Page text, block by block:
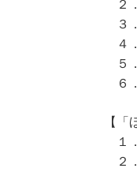
２
３
４
５
６
【
１
２